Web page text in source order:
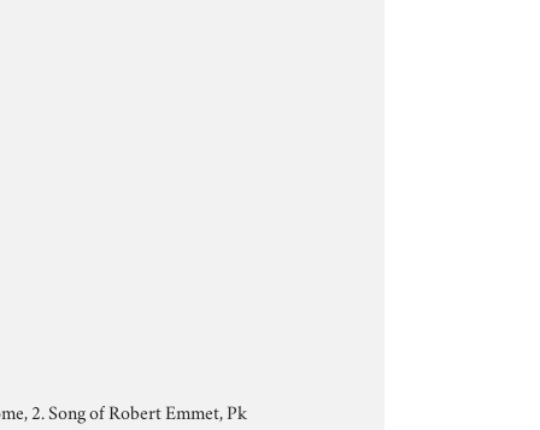
2. Song of Robert Emmet, Pk